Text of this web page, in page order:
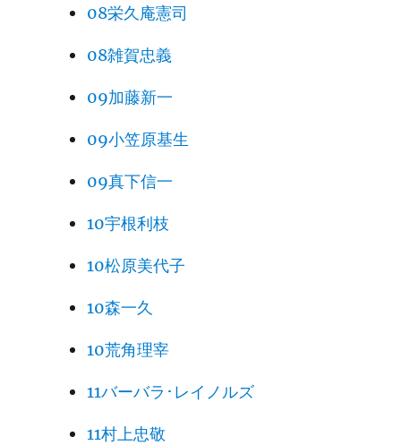
08栄久庵憲司
08雑賀忠義
09加藤新一
09小笠原基生
09真下信一
10宇根利枝
10松原美代子
10森一久
10荒角理宰
11バーバラ･レイノルズ
11村上忠敬